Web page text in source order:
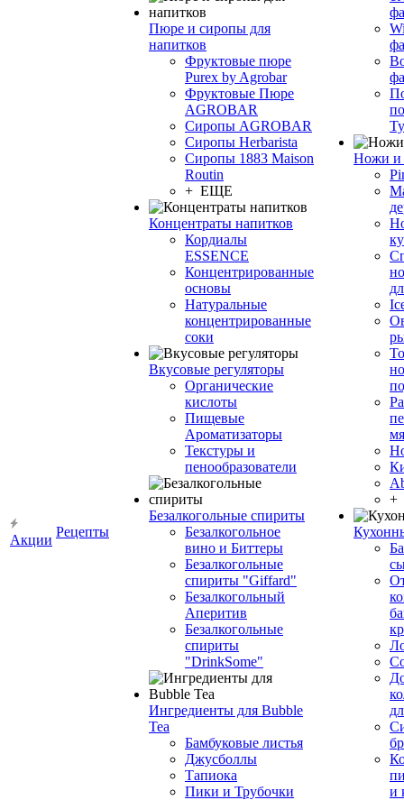
Акции
Рецепты
Пюре и сиропы для
напитков
Фруктовые пюре
Purex by Agrobar
Фруктовые Пюре
AGROBAR
Сиропы AGROBAR
Сиропы Herbarista
Сиропы 1883 Maison
Routin
+ ЕЩЕ
Концентраты напитков
Кордиалы
ESSENCE
Концентрированные
основы
Натуральные
концентрированные
соки
Вкусовые регуляторы
Органические
кислоты
Пищевые
Ароматизаторы
Текстуры и
пенообразователи
Безалкогольные спириты
Безалкогольное
вино и Биттеры
Безалкогольные
спириты "Giffard"
Безалкогольный
Аперитив
Безалкогольные
спириты
"DrinkSome"
Ингредиенты для Bubble
Tea
Бамбуковые листья
Джусболлы
Тапиока
Пики и Трубочки
Ножи и
+
и